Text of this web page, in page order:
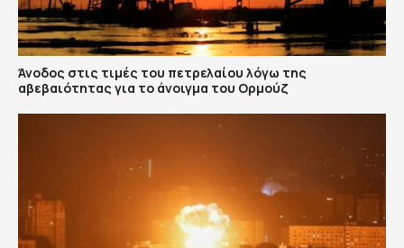
Άνοδος στις τιμές του πετρελαίου λόγω της
αβεβαιότητας για το άνοιγμα του Ορμούζ